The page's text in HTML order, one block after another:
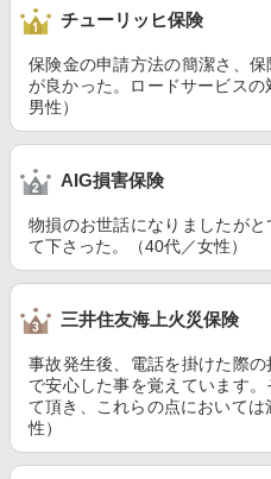
チューリッヒ保険
保険金の申請方法の簡潔さ、
が良かった。ロードサービス
男性）
AIG損害保険
物損のお世話になりましたが
て下さった。（40代／女性）
三井住友海上火災保険
事故発生後、電話を掛けた際
で安心した事を覚えています
て頂き、これらの点において
性）